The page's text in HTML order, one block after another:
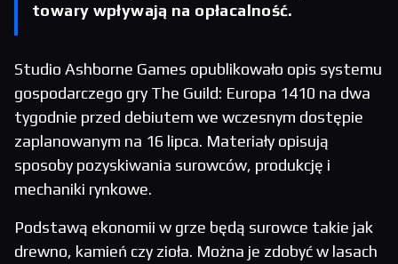
towary wpływają na opłacalność.
Studio Ashborne Games opublikowało opis systemu
gospodarczego gry The Guild: Europa 1410 na dwa
tygodnie przed debiutem we wczesnym dostępie
zaplanowanym na 16 lipca. Materiały opisują
sposoby pozyskiwania surowców, produkcję i
mechaniki rynkowe.
Podstawą ekonomii w grze będą surowce takie jak
drewno, kamień czy zioła. Można je zdobyć w lasach